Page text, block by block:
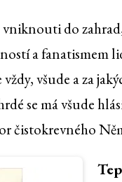
do
a fanatismem
všude a za
se má všude
čistokrevného